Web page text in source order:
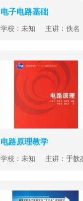
电子电路基础
学校：未知 主讲：佚名
电路原理教学
学校：未知 主讲： 于歆